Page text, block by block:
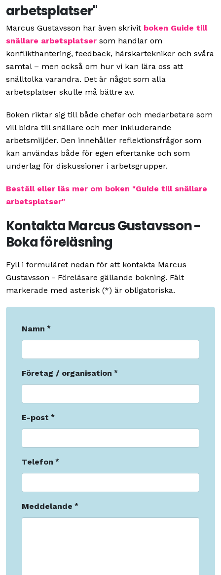
arbetsplatser"
Marcus Gustavsson har även skrivit boken Guide till
snällare arbetsplatser som handlar om
konflikthantering, feedback, härskartekniker och svåra
samtal – men också om hur vi kan lära oss att
snälltolka varandra. Det är något som alla
arbetsplatser skulle må bättre av.
Boken riktar sig till både chefer och medarbetare som
vill bidra till snällare och mer inkluderande
arbetsmiljöer. Den innehåller reflektionsfrågor som
kan användas både för egen eftertanke och som
underlag för diskussioner i arbetsgrupper.
Beställ eller läs mer om boken "Guide till snällare
arbetsplatser"
Kontakta Marcus Gustavsson -
Boka föreläsning
Fyll i formuläret nedan för att kontakta Marcus
Gustavsson - Föreläsare gällande bokning. Fält
markerade med asterisk (*) är obligatoriska.
Namn
Företag / organisation
E-post
Telefon
Meddelande